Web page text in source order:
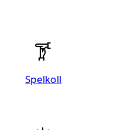
Spelkoll